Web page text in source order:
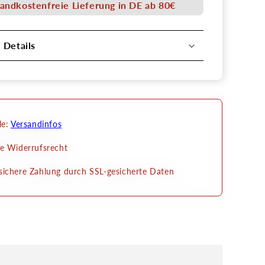
Ankleben
Lieferung in DE ab 80€
Versandinfos
Widerrufsrecht
Zahlung durch SSL-gesicherte Daten